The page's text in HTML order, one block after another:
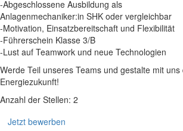
-Abgeschlossene Ausbildung als
Anlagenmechaniker:in SHK oder vergleichbar
-Motivation, Einsatzbereitschaft und Flexibilität
-Führerschein Klasse 3/B
-Lust auf Teamwork und neue Technologien
Werde Teil unseres Teams und gestalte mit uns
Energiezukunft!
Anzahl der Stellen: 2
Jetzt bewerben